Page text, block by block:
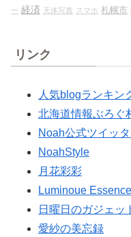
ー 経済 天体写真 スマホ 札幌市
リンク
人気blogランキン
北海道情報ぶろぐ
Noah公式ツイッ
NoahStyle
月花彩彩
Luminoue Essence
日曜日のガジェッ
愛紗の美忘録